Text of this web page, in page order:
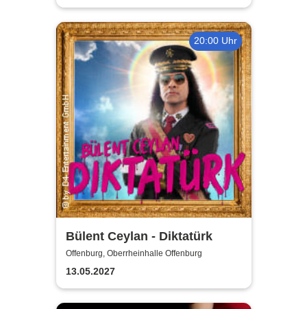
20:00 Uhr
Bülent Ceylan - Diktatürk
Offenburg, Oberrheinhalle Offenburg
13.05.2027